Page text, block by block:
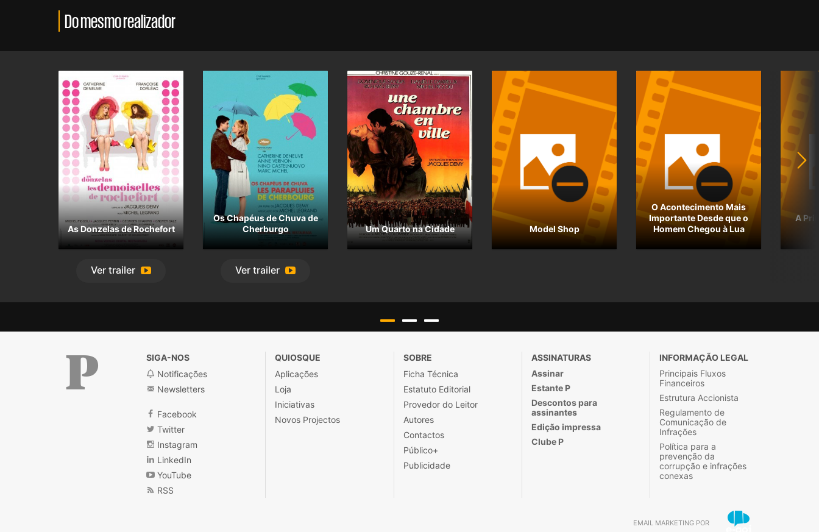
Do mesmo realizador
As Donzelas de Rochefort
Ver trailer
Os Chapéus de Chuva de
Cherburgo
Ver trailer
Um Quarto na Cidade Model Shop
O Acontecimento Mais
Importante Desde que o
Homem Chegou à Lua
A
Público
SIGA-NOS
Notificações
Newsletters
Facebook
Twitter
Instagram
LinkedIn
YouTube
RSS
QUIOSQUE
Aplicações
Loja
Iniciativas
Novos Projectos
SOBRE
Ficha Técnica
Estatuto Editorial
Provedor do Leitor
Autores
Contactos
Público+
Publicidade
ASSINATURAS
Assinar
Estante P
Descontos para
assinantes
Edição impressa
Clube P
INFORMAÇÃO LEGAL
Principais Fluxos
Financeiros
Estrutura Accionista
Regulamento de
Comunicação de
Infrações
Política para a
prevenção da
corrupção e infrações
conexas
EMAIL MARKETING POR